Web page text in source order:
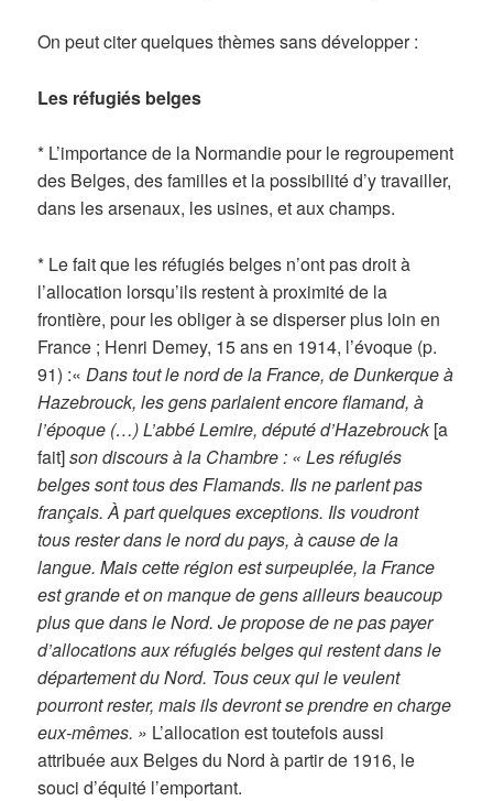
On peut citer quelques thèmes sans développer :
Les réfugiés belges
* L’importance de la Normandie pour le regroupement
des Belges, des familles et la possibilité d’y travailler,
dans les arsenaux, les usines, et aux champs.
* Le fait que les réfugiés belges n’ont pas droit à
l’allocation lorsqu’ils restent à proximité de la
frontière, pour les obliger à se disperser plus loin en
France ; Henri Demey, 15 ans en 1914, l’évoque (p.
91) :« Dans tout le nord de la France, de Dunkerque à
Hazebrouck, les gens parlaient encore flamand, à
l’époque (…) L’abbé Lemire, député d’Hazebrouck[a
fait]son discours à la Chambre : « Les réfugiés
belges sont tous des Flamands. Ils ne parlent pas
français. À part quelques exceptions. Ils voudront
tous rester dans le nord du pays, à cause de la
langue. Mais cette région est surpeuplée, la France
est grande et on manque de gens ailleurs beaucoup
plus que dans le Nord. Je propose de ne pas payer
d’allocations aux réfugiés belges qui restent dans le
département du Nord. Tous ceux qui le veulent
pourront rester, mais ils devront se prendre en charge
eux-mêmes. » L’allocation est toutefois aussi
attribuée aux Belges du Nord à partir de 1916, le
souci d’équité l’emportant.